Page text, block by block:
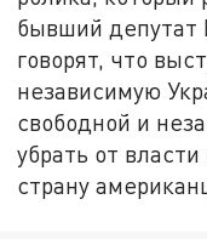
бывший депутат
говорят, что
независимую
свободной и
убрать от
страну